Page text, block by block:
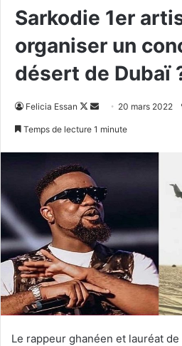
Sarkodie 1er
organiser un
désert de Dubaï
Felicia Essan
Follow
Envoyer20 mars 2022
Temps de lecture 1 minute
Le rappeur ghanéen et lauréat